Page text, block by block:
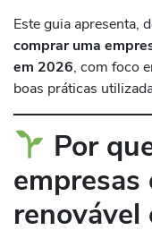
Este guia apresenta,
comprar uma
em 2026, com foco
boas práticas
Por
empresas
renovável